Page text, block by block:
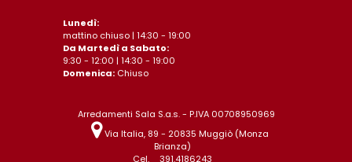
Lunedì:
mattino chiuso | 14:30 - 19:00
Da Martedì a Sabato:
9:30 - 12:00 | 14:30 - 19:00
Domenica: Chiuso
Arredamenti Sala S.a.s. - P.IVA 00708950969
Via Italia, 89 - 20835 Muggiò (Monza
Brianza)
Cel.
391.4186243